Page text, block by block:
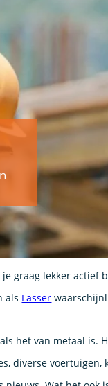
graag lekker actief
als Lasser
het van metaal is.
diverse voertuigen,